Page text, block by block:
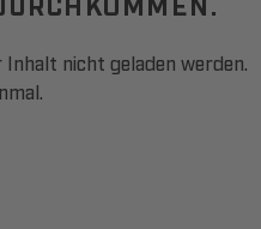
nicht geladen werden.